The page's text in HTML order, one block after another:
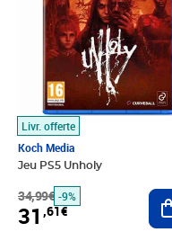
Livr. offerte
Koch Media
Jeu PS5 Unholy
34,99€ -9%
31 ,61€